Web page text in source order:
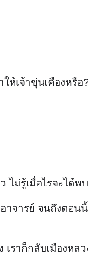
ห้เจ้าขุ่นเคืองหรือ
ไม่รู้เมื่อไรจะได้พ
าจารย์ จนถึงตอน